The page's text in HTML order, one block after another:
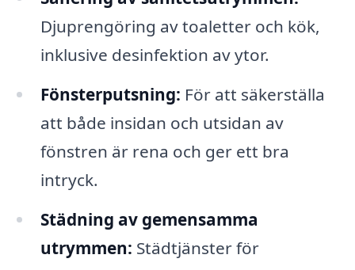
Djuprengöring av toaletter och kök,
inklusive desinfektion av ytor.
Fönsterputsning: För att säkerställa
att både insidan och utsidan av
fönstren är rena och ger ett bra
intryck.
Städning av gemensamma
utrymmen: Städtjänster för